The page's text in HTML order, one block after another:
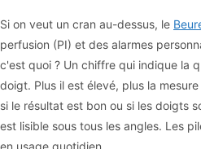
Si on veut un cran au-dessus, le
perfusion (PI) et des alarmes
c'est quoi ? Un chiffre qui indique la
doigt. Plus il est élevé, plus la
si le résultat est bon ou si les doigts
est lisible sous tous les angles. Les